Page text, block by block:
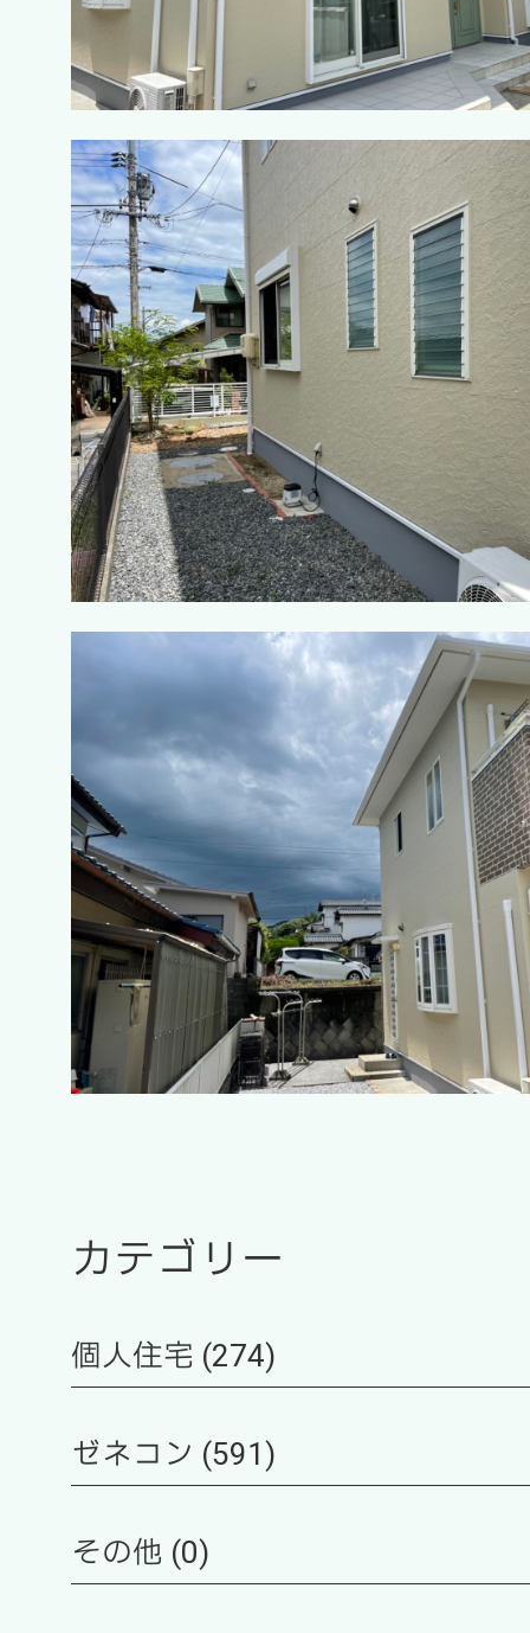
カテゴリー
個人住宅 (274)
ゼネコン (591)
その他 (0)